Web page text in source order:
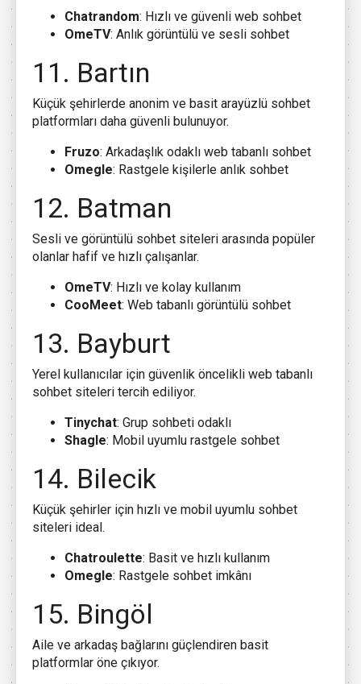
Chatrandom: Hızlı ve güvenli web sohbet
OmeTV: Anlık görüntülü ve sesli sohbet
11. Bartın
Küçük şehirlerde anonim ve basit arayüzlü sohbet
platformları daha güvenli bulunuyor.
Fruzo: Arkadaşlık odaklı web tabanlı sohbet
Omegle: Rastgele kişilerle anlık sohbet
12. Batman
Sesli ve görüntülü sohbet siteleri arasında popüler
olanlar hafif ve hızlı çalışanlar.
OmeTV: Hızlı ve kolay kullanım
CooMeet: Web tabanlı görüntülü sohbet
13. Bayburt
Yerel kullanıcılar için güvenlik öncelikli web tabanlı
sohbet siteleri tercih ediliyor.
Tinychat: Grup sohbeti odaklı
Shagle: Mobil uyumlu rastgele sohbet
14. Bilecik
Küçük şehirler için hızlı ve mobil uyumlu sohbet
siteleri ideal.
Chatroulette: Basit ve hızlı kullanım
Omegle: Rastgele sohbet imkânı
15. Bingöl
Aile ve arkadaş bağlarını güçlendiren basit
platformlar öne çıkıyor.